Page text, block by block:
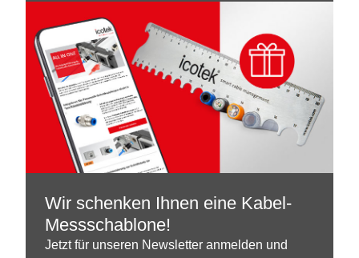
Wir schenken Ihnen eine Kabel-
Messschablone!
Jetzt für unseren Newsletter anmelden und